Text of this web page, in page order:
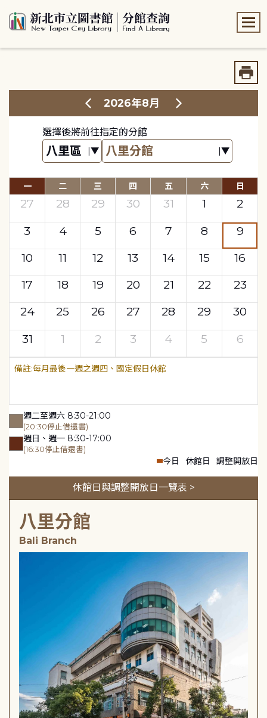
2026年8月
選擇後將前往指定的分館
一 二 三 四 五 六 日
27 28 29 30 31 1
2
3
4 5 6 7 8
9
10
11 12 13 14 15
16
17
18 19 20 21 22
23
24
25 26 27 28 29
30
31
1 2 3 4 5 6
每月最後一週之週四、國定假日休館
週二至週六 8:30-21:00
(20:30停止借還書)
週日、週一 8:30-17:00
(16:30停止借還書)
今日 休館日 調整開放日
休館日與調整開放日一覽表 >
八里分館
Bali Branch